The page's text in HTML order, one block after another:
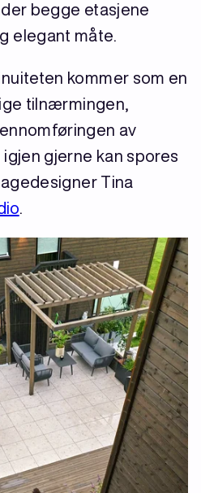
begge etasjene
elegant måte.
kommer som en
tilnærmingen,
av
gjerne kan spores
Tina